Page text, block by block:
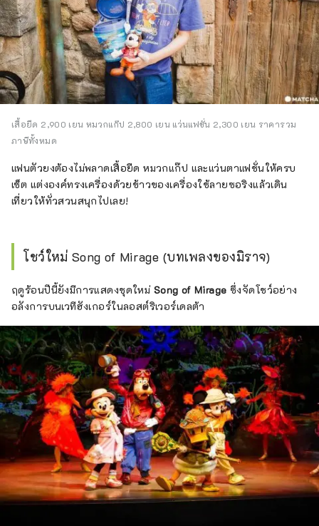
เสื้อยืด 2,900 เยน หมวกแก๊ป 2,800 เยน แว่นแฟชั่น 2,300 เยน ราคารวม
ภาษีทั้งหมด
แฟนตัวยงต้องไม่พลาดเสื้อยืด หมวกแก๊ป และแว่นตาแฟชั่นให้ครบ
เซ็ต แต่งองค์ทรงเครื่องด้วยข้าวของเครื่องใช้ลายซอริงแล้วเดิน
เที่ยวให้ทั่วสวนสนุกไปเลย!
โชว์ใหม่ Song of Mirage (บทเพลงของมิราจ)
ฤดูร้อนปีนี้ยังมีการแสดงชุดใหม่ Song of Mirage ซึ่งจัดโชว์อย่าง
อลังการบนเวทีฮังเกอร์ในลอสต์ริเวอร์เดลต้า